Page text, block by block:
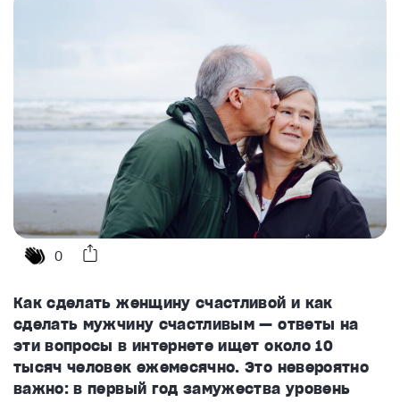
0
Как сделать женщину счастливой и как
сделать мужчину счастливым — ответы на
эти вопросы в интернете ищет около 10
тысяч человек ежемесячно. Это невероятно
важно: в первый год замужества уровень